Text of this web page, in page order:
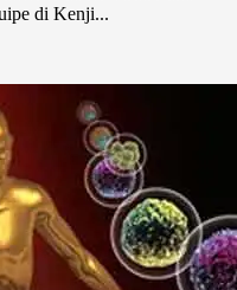
di Kenji...